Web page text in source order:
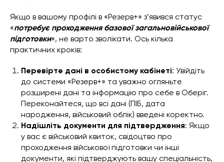
Якщо в вашому профілі в «Резерв+» з’явився статус
«потребує проходження базової загальновійськової
підготовки», не варто зволікати. Ось кілька
практичних кроків:
Перевірте дані в особистому кабінеті: Увійдіть
до системи «Резерв+» та уважно огляньте
розширені дані та інформацію про себе в Оберіг.
Переконайтеся, що всі дані (ПІБ, дата
народження, військовий облік) введені коректно.
Надішліть документи для підтвердження: Якщо
у вас є військовий квиток, свідоцтво про
проходження військової підготовки чи інші
документи, які підтверджують вашу спеціальність,